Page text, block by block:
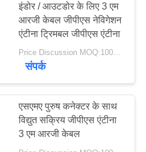
एंटीना
50
इंडोर / आउटडोर के लिए 3 एम
आरजी केबल जीपीएस नेविगेशन
एंटीना ट्रिमबल जीपीएस एंटीना
Price Discussion MOQ:100PCS
संपर्क
एसएमए पुरुष कनेक्टर के साथ
विद्युत सक्रिय जीपीएस एंटीना
3 एम आरजी केबल